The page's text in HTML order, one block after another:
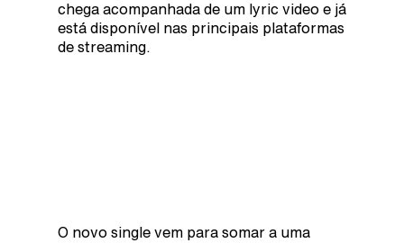
chega acompanhada de um lyric video e já
está disponível nas principais plataformas
de streaming.
O novo single vem para somar a uma